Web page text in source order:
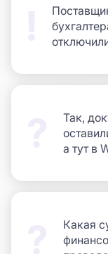
Так,
a тут в
Какая